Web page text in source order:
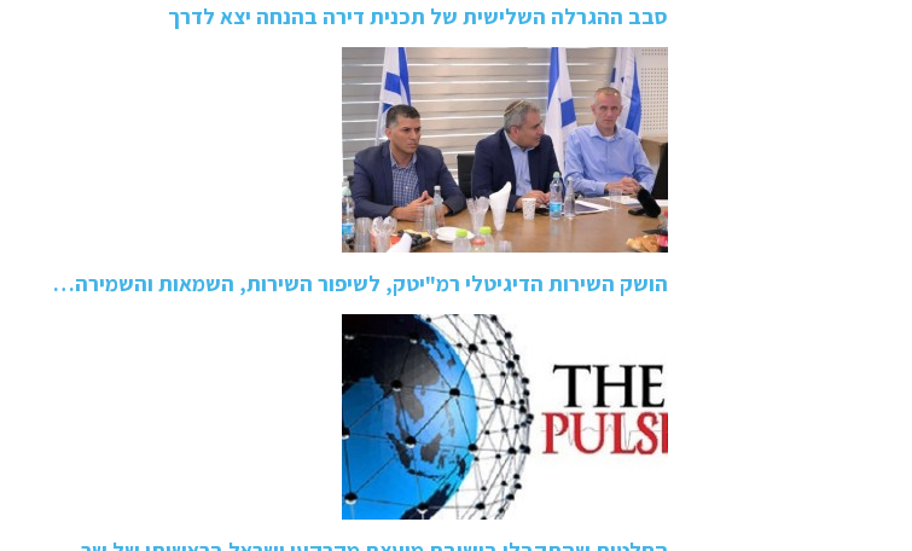
סבב ההגרלה השלישית של תכנית דירה בהנחה יצא לדרך
הושק השירות הדיגיטלי רמ"יטק, לשיפור השירות, השמאות והשמירה…